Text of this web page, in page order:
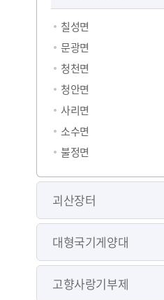
칠성면
문광면
청천면
청안면
사리면
소수면
불정면
괴산장터
대형국기게양대
고향사랑기부제